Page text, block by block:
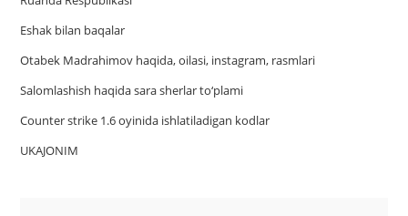
Eshak bilan baqalar
Otabek Madrahimov haqida, oilasi, instagram, rasmlari
Salomlashish haqida sara sherlar to‘plami
Counter strike 1.6 oyinida ishlatiladigan kodlar
UKAJONIM